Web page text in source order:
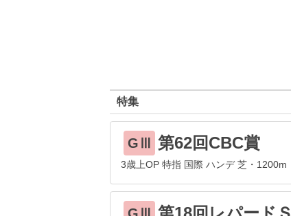
特集
GⅢ 第62回CBC賞
3歳上OP 特指 国際 ハンデ 芝・1200m